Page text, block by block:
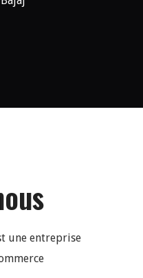
une entreprise